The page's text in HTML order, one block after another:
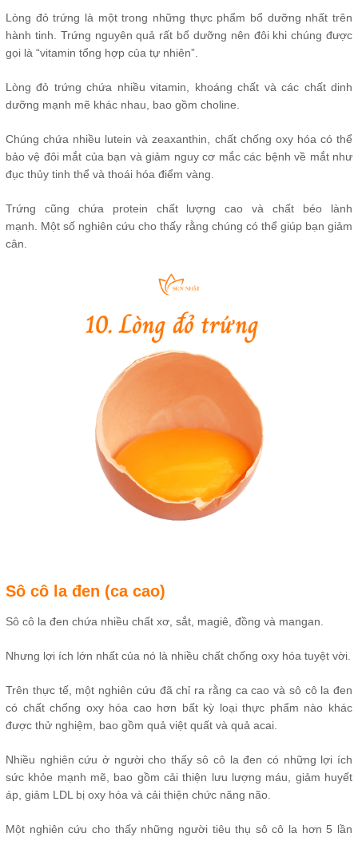
Lòng đỏ trứng là một trong những thực phẩm bổ dưỡng nhất trên
hành tinh. Trứng nguyên quả rất bổ dưỡng nên đôi khi chúng được
gọi là “vitamin tổng hợp của tự nhiên”.
Lòng đỏ trứng chứa nhiều vitamin, khoáng chất và các chất dinh
dưỡng mạnh mẽ khác nhau, bao gồm choline.
Chúng chứa nhiều lutein và zeaxanthin, chất chống oxy hóa có thể
bảo vệ đôi mắt của bạn và giảm nguy cơ mắc các bệnh về mắt như
đục thủy tinh thể và thoái hóa điểm vàng.
Trứng cũng chứa protein chất lượng cao và chất béo lành
mạnh. Một số nghiên cứu cho thấy rằng chúng có thể giúp bạn giảm
cân.
Sô cô la đen (ca cao)
Sô cô la đen chứa nhiều chất xơ, sắt, magiê, đồng và mangan.
Nhưng lợi ích lớn nhất của nó là nhiều chất chống oxy hóa tuyệt vời.
Trên thực tế, một nghiên cứu đã chỉ ra rằng ca cao và sô cô la đen
có chất chống oxy hóa cao hơn bất kỳ loại thực phẩm nào khác
được thử nghiệm, bao gồm quả việt quất và quả acai.
Nhiều nghiên cứu ở người cho thấy sô cô la đen có những lợi ích
sức khỏe mạnh mẽ, bao gồm cải thiện lưu lượng máu, giảm huyết
áp, giảm LDL bị oxy hóa và cải thiện chức năng não.
Một nghiên cứu cho thấy những người tiêu thụ sô cô la hơn 5 lần